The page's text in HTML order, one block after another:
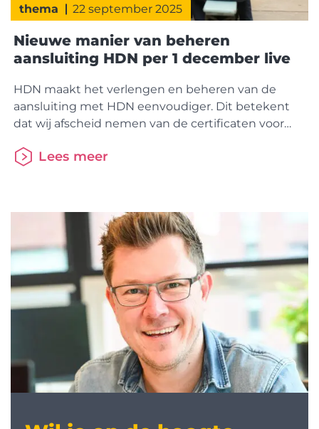
thema 22 september 2025
Nieuwe manier van beheren
aansluiting HDN per 1 december live
HDN maakt het verlengen en beheren van de
aansluiting met HDN eenvoudiger. Dit betekent
dat wij afscheid nemen van de certificaten voor
verleng je straks jaarlijks je aansluiting op het HDN
Lees meer